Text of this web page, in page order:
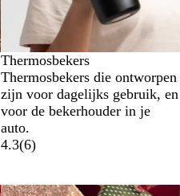
Thermosbekers
Thermosbekers die ontworpen
zijn voor dagelijks gebruik, en
voor de bekerhouder in je
auto.
4.3(6)